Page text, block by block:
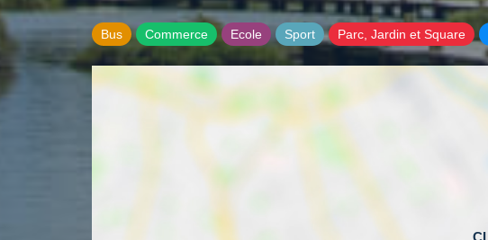
Bus Commerce Ecole Sport Parc, Jardin et Square